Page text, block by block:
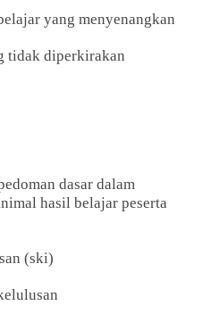
yang menyenangkan
tidak diperkirakan
dasar dalam
hasil belajar peserta
(ski)